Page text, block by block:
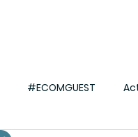
#ECOMGUEST